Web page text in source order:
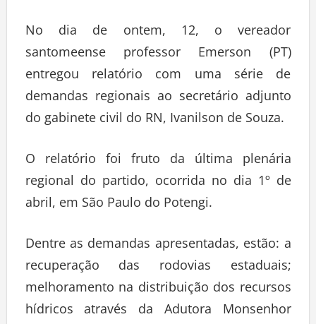
No dia de ontem, 12, o vereador
santomeense professor Emerson (PT)
entregou relatório com uma série de
demandas regionais ao secretário adjunto
do gabinete civil do RN, Ivanilson de Souza.
O relatório foi fruto da última plenária
regional do partido, ocorrida no dia 1º de
abril, em São Paulo do Potengi.
Dentre as demandas apresentadas, estão: a
recuperação das rodovias estaduais;
melhoramento na distribuição dos recursos
hídricos através da Adutora Monsenhor